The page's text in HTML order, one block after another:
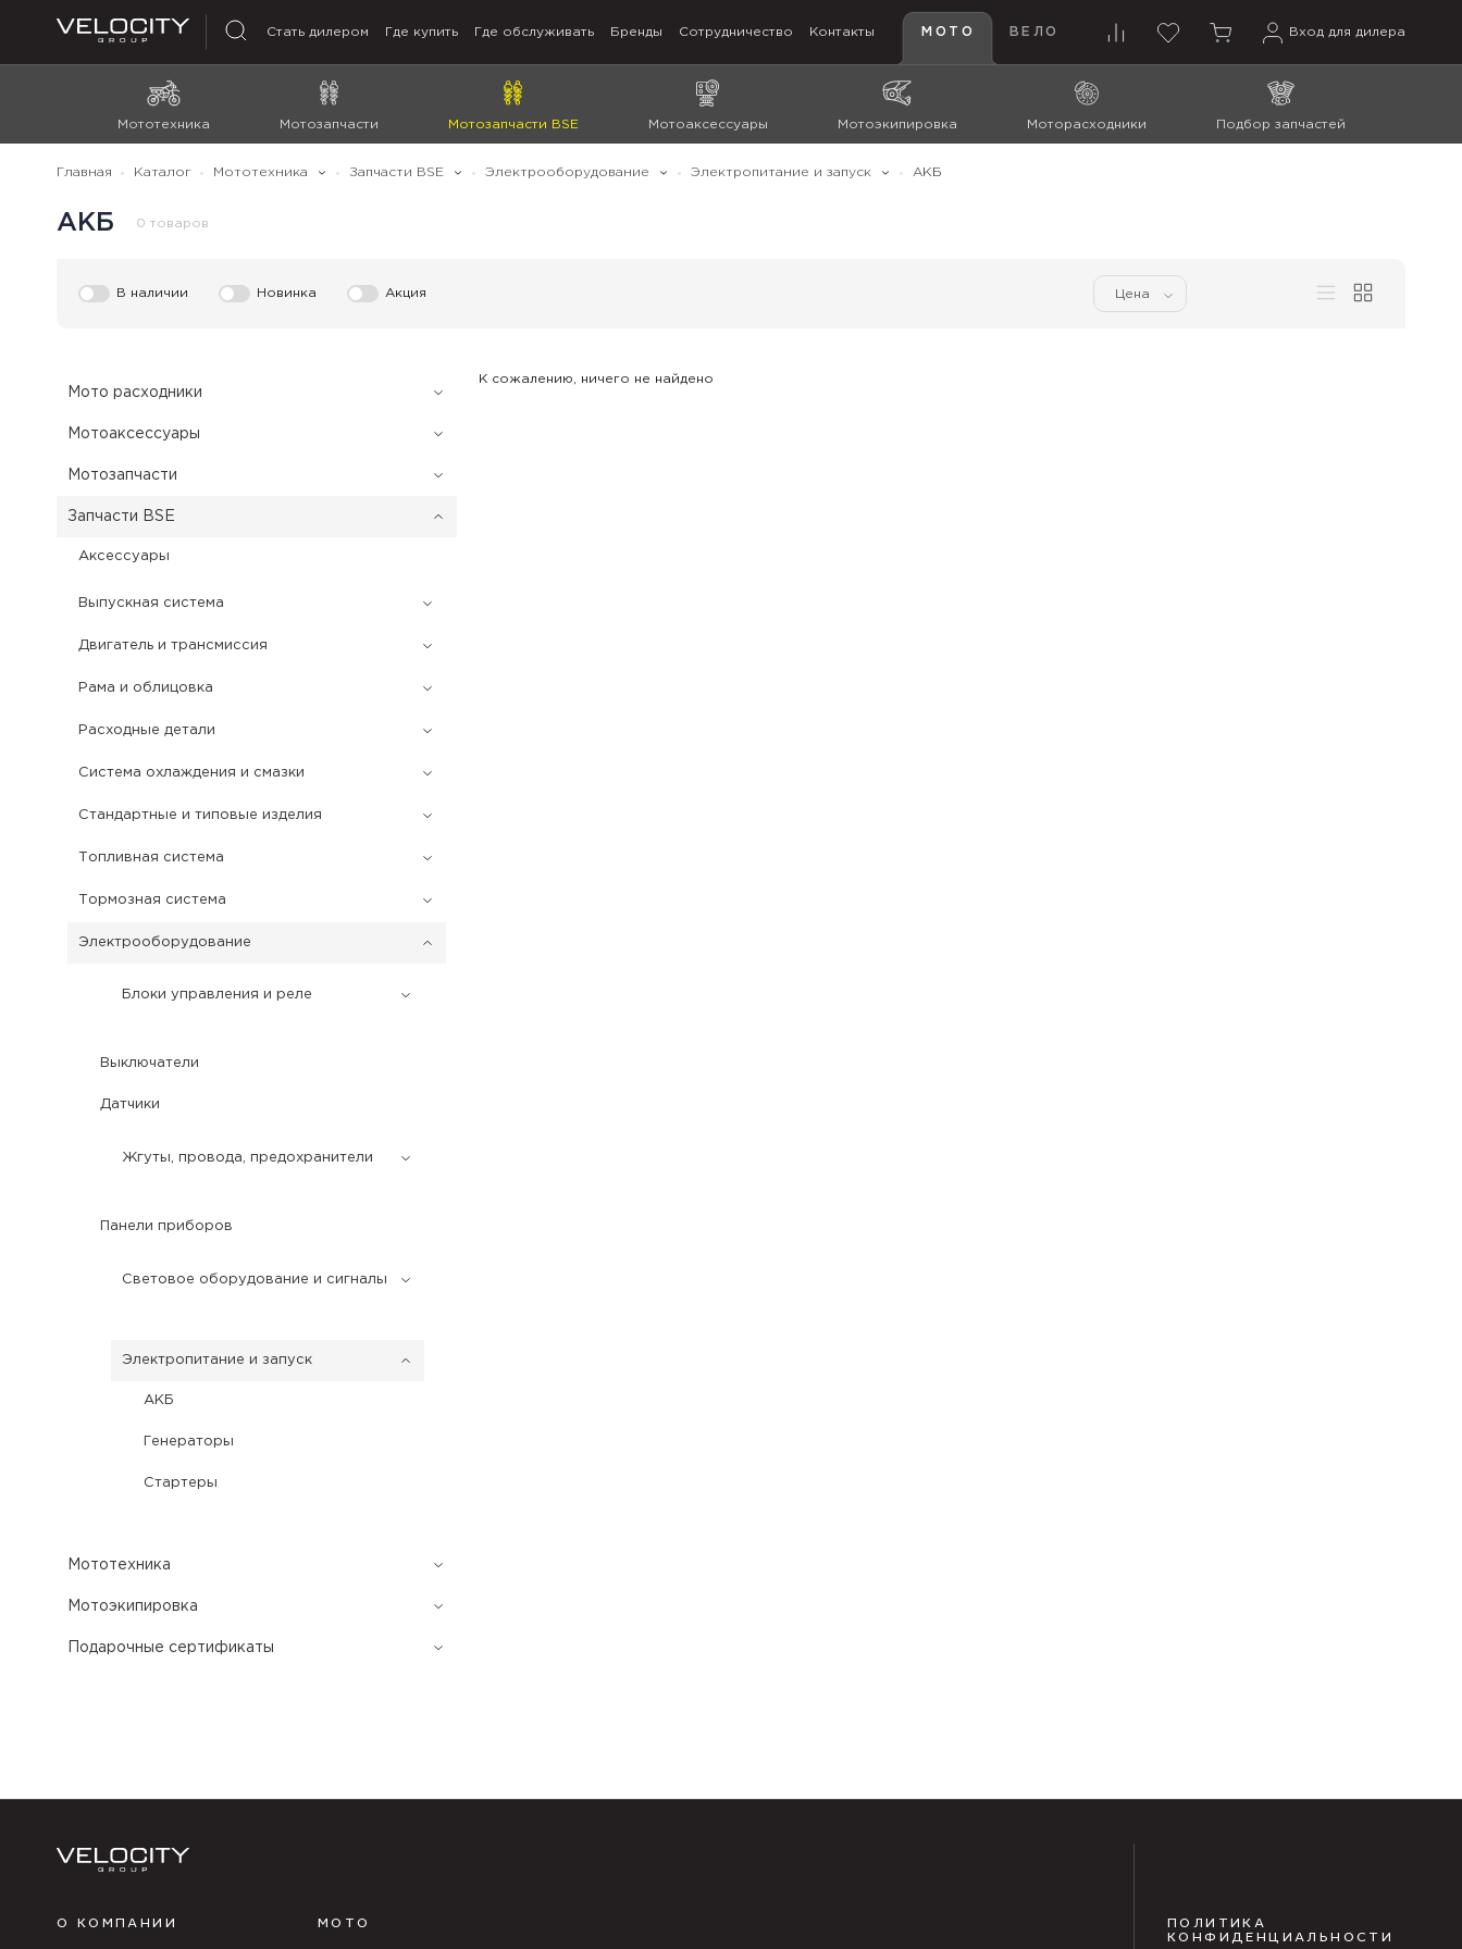
Стать дилером Где купить Где обслуживать Бренды Сотрудничество Контакты МОТО ВЕЛО Вход для дилера
Мототехника Мотозапчасти Мотозапчасти BSE Мотоаксессуары Мотоэкипировка Моторасходники Подбор запчастей
Главная Каталог Мототехника Запчасти BSE Электрооборудование Электропитание и запуск АКБ
АКБ 0 товаров
В наличии Новинка Акция Цена
Мото расходники
Мотоаксессуары
Мотозапчасти
Запчасти BSE
Аксессуары
Выпускная система
Двигатель и трансмиссия
Рама и облицовка
Расходные детали
Система охлаждения и смазки
Стандартные и типовые изделия
Топливная система
Тормозная система
Электрооборудование
Блоки управления и реле
Выключатели
Датчики
Жгуты, провода, предохранители
Панели приборов
Световое оборудование и сигналы
Электропитание и запуск
АКБ
Генераторы
Стартеры
Мототехника
Мотоэкипировка
Подарочные сертификаты
К сожалению, ничего не найдено
О КОМПАНИИ МОТО
ПОЛИТИКА
КОНФИДЕНЦИАЛЬНОСТИ